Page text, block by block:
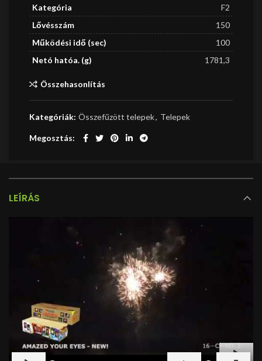
Kategória
F2
Lővésszám
150
Működési idő (sec)
100
Netó hatóa. (g)
1781,3
Összehasonlítás
Kategóriák: Összefűzött telepek, Telepek
Megosztás
LEÍRÁS